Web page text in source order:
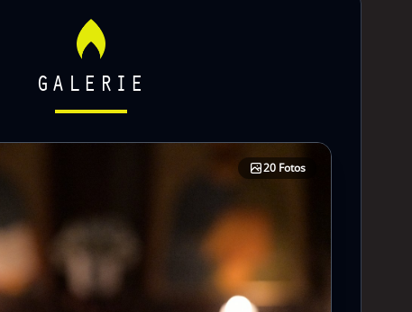
GALERIE
20 Fotos